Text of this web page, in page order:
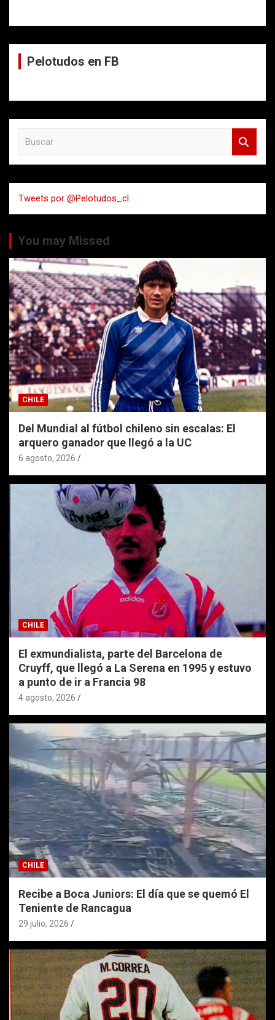
Pelotudos en FB
a
r
Tweets por @Pelotudos_cl
You may Missed
CHILE
Del Mundial al fútbol chileno sin escalas: El
arquero ganador que llegó a la UC
6 agosto, 2026
CHILE
El exmundialista, parte del Barcelona de
Cruyff, que llegó a La Serena en 1995 y estuvo
a punto de ir a Francia 98
4 agosto, 2026
CHILE
Recibe a Boca Juniors: El día que se quemó El
Teniente de Rancagua
29 julio, 2026